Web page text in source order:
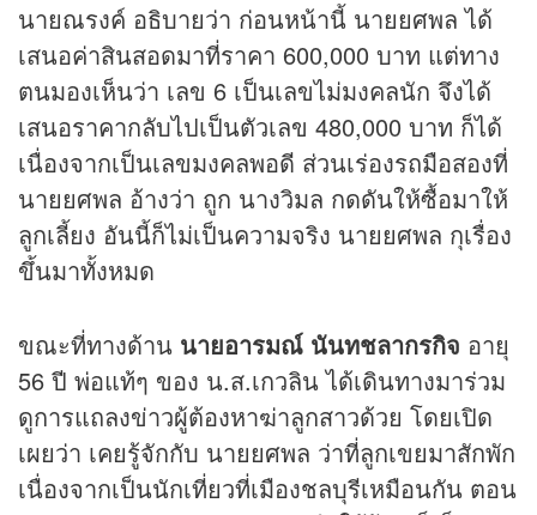
นายณรงค์ อธิบายว่า ก่อนหน้านี้ นายยศพล ได้
เสนอค่าสินสอดมาที่ราคา 600,000 บาท แต่ทาง
ตนมองเห็นว่า เลข 6 เป็นเลขไม่มงคลนัก จึงได้
เสนอราคากลับไปเป็นตัวเลข 480,000 บาท ก็ได้
เนื่องจากเป็นเลขมงคลพอดี ส่วนเร่องรถมือสองที่
นายยศพล อ้างว่า ถูก นางวิมล กดดันให้ซื้อมาให้
ลูกเลี้ยง อันนี้ก็ไม่เป็นความจริง นายยศพล กุเรื่อง
ขึ้นมาทั้งหมด
ขณะที่ทางด้าน นายอารมณ์ นันทชลากรกิจ อายุ
56 ปี พ่อแท้ๆ ของ น.ส.เกวลิน ได้เดินทางมาร่วม
ดูการแถลงข่าวผู้ต้องหาฆ่าลูกสาวด้วย โดยเปิด
เผยว่า เคยรู้จักกับ นายยศพล ว่าที่ลูกเขยมาสักพัก
เนื่องจากเป็นนักเที่ยวที่เมืองชลบุรีเหมือนกัน ตอน